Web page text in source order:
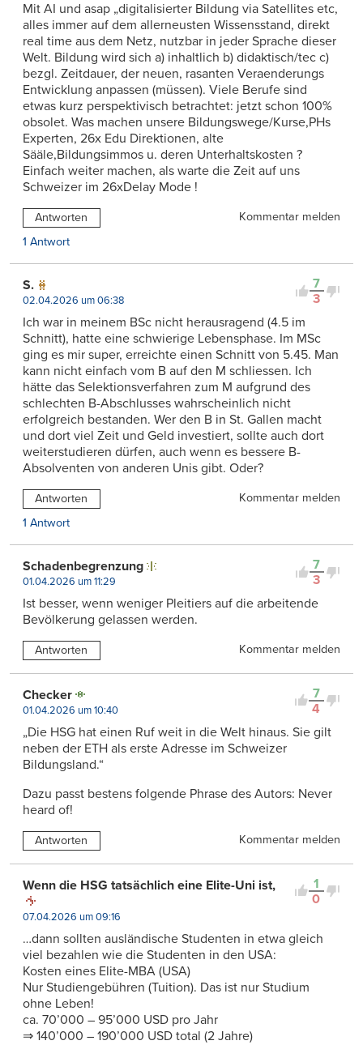
Mit AI und asap „digitalisierter Bildung via Satellites etc,
alles immer auf dem allerneusten Wissensstand, direkt
real time aus dem Netz, nutzbar in jeder Sprache dieser
Welt. Bildung wird sich a) inhaltlich b) didaktisch/tec c)
bezgl. Zeitdauer, der neuen, rasanten Veraenderungs
Entwicklung anpassen (müssen). Viele Berufe sind
etwas kurz perspektivisch betrachtet: jetzt schon 100%
obsolet. Was machen unsere Bildungswege/Kurse,PHs
Experten, 26x Edu Direktionen, alte
Sääle,Bildungsimmos u. deren Unterhaltskosten ?
Einfach weiter machen, als warte die Zeit auf uns
Schweizer im 26xDelay Mode !
Antworten
Kommentar melden
1 Antwort
7
3
S.
02.04.2026 um 06:38
Ich war in meinem BSc nicht herausragend (4.5 im
Schnitt), hatte eine schwierige Lebensphase. Im MSc
ging es mir super, erreichte einen Schnitt von 5.45. Man
kann nicht einfach vom B auf den M schliessen. Ich
hätte das Selektionsverfahren zum M aufgrund des
schlechten B-Abschlusses wahrscheinlich nicht
erfolgreich bestanden. Wer den B in St. Gallen macht
und dort viel Zeit und Geld investiert, sollte auch dort
weiterstudieren dürfen, auch wenn es bessere B-
Absolventen von anderen Unis gibt. Oder?
Antworten
Kommentar melden
1 Antwort
7
3
Schadenbegrenzung
01.04.2026 um 11:29
Ist besser, wenn weniger Pleitiers auf die arbeitende
Bevölkerung gelassen werden.
Antworten Kommentar melden
7
4
Checker
01.04.2026 um 10:40
„Die HSG hat einen Ruf weit in die Welt hinaus. Sie gilt
neben der ETH als erste Adresse im Schweizer
Bildungsland.“
Dazu passt bestens folgende Phrase des Autors: Never
heard of!
Antworten Kommentar melden
1
0
Wenn die HSG tatsächlich eine Elite-Uni ist,
07.04.2026 um 09:16
…dann sollten ausländische Studenten in etwa gleich
viel bezahlen wie die Studenten in den USA:
Kosten eines Elite-MBA (USA)
Nur Studiengebühren (Tuition). Das ist nur Studium
ohne Leben!
ca. 70’000 – 95’000 USD pro Jahr
⇒ 140’000 – 190’000 USD total (2 Jahre)